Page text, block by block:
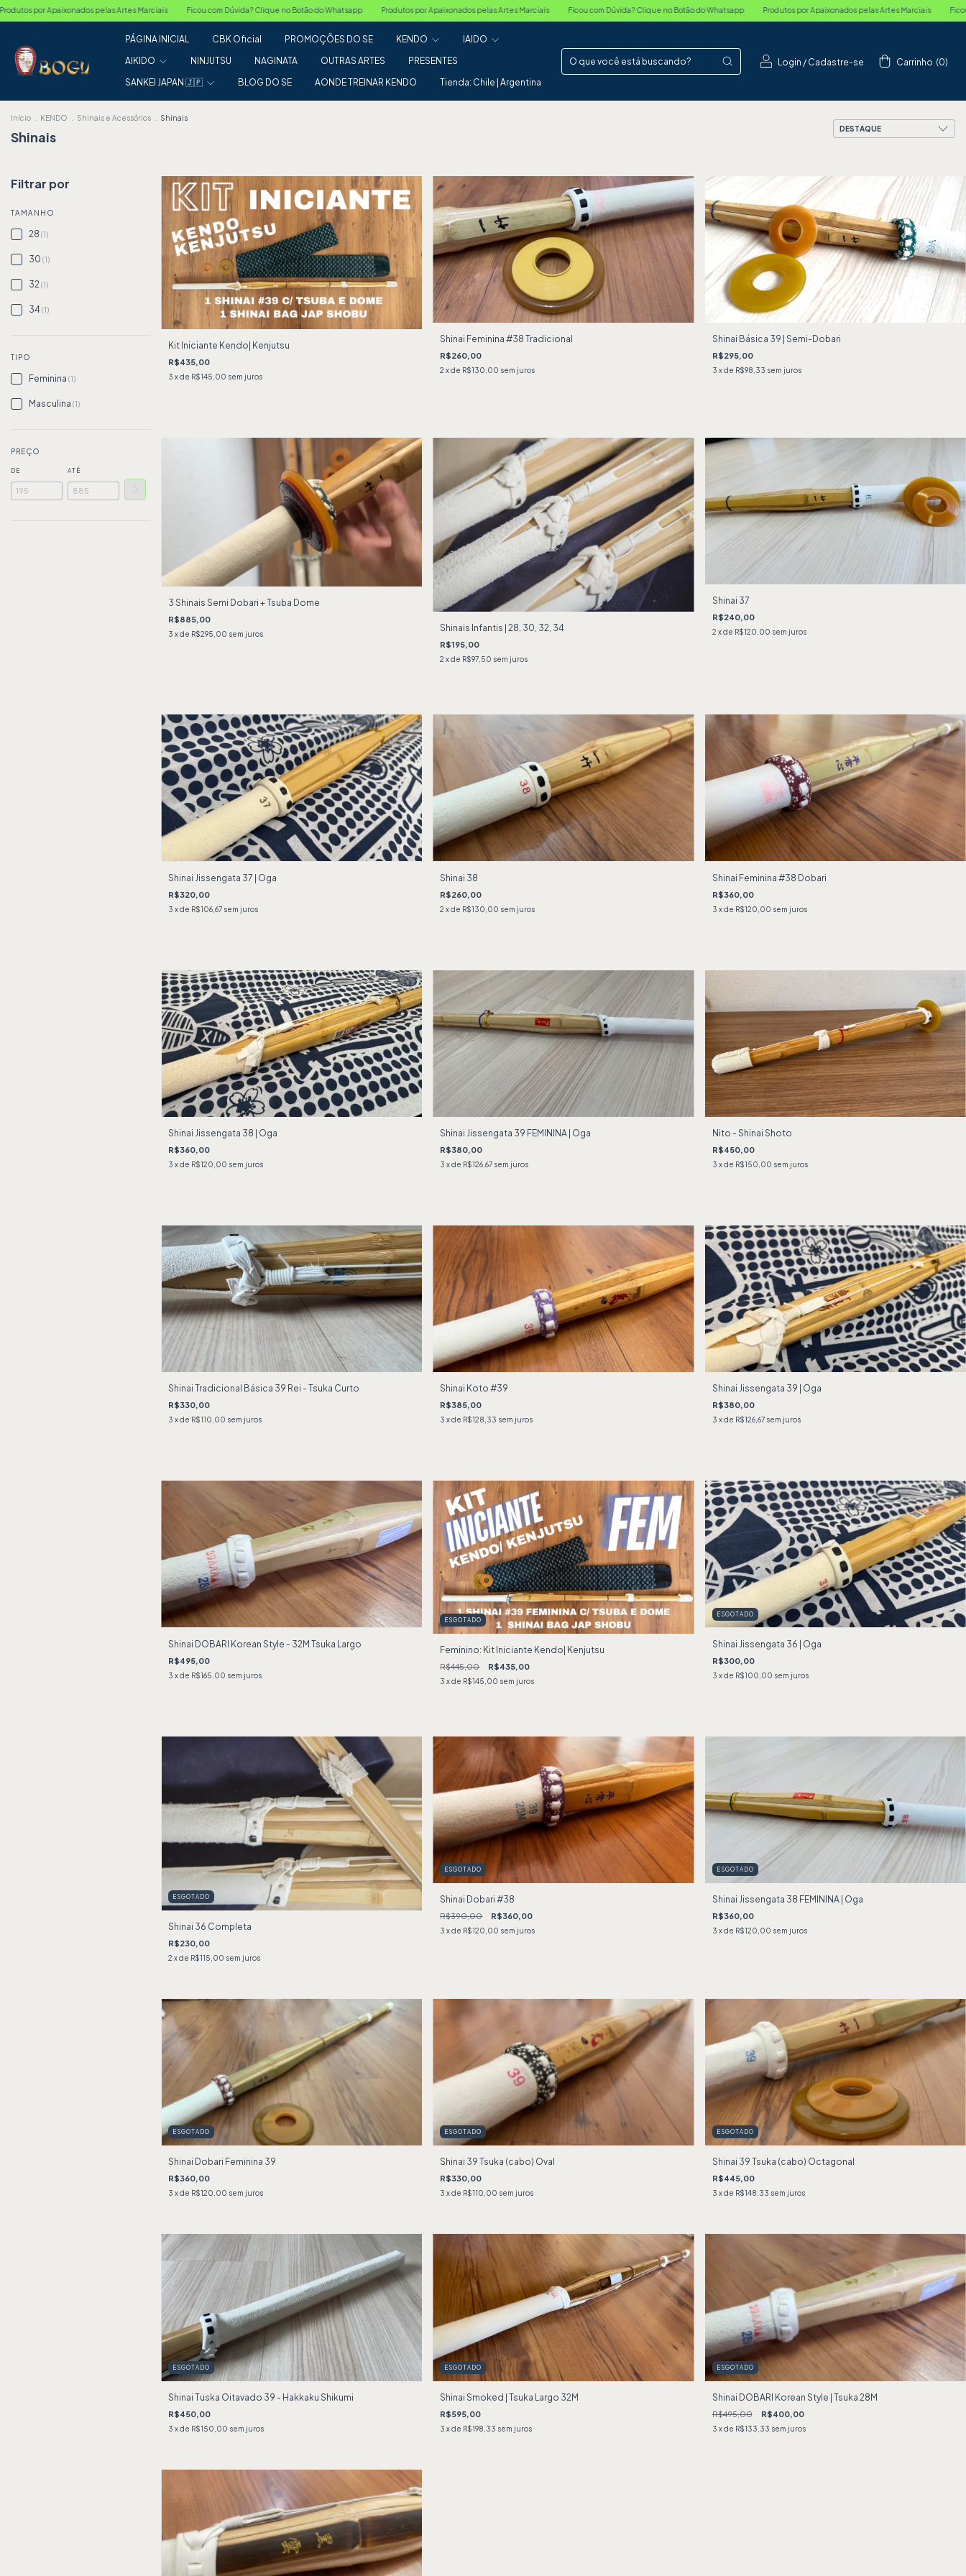
Ficou com Dúvida? Clique no Botão do Whatsapp Produtos por Apaixonados pelas Artes Marciais Ficou com Dúvida? Clique no Botão do Whatsapp Produtos por Apaixonados pelas Artes Marciais Ficou com Dúvida? Clique no Botão do Whatsapp
PÁGINA INICIAL CBK Oficial PROMOÇÕES DO SE KENDO
IAIDO
AIKIDO
NINJUTSU NAGINATA OUTRAS ARTES
PRESENTES
SANKEI JAPAN 🇯🇵
BLOG DO SE AONDE TREINAR KENDO Tienda: Chile | Argentina
Login / Cadastre-se Carrinho (0)
Início KENDO Shinais e Acessórios Shinais
Shinais
Filtrar por
TAMANHO
28 (1)
30 (1)
32(1)
34 (1)
TIPO
Feminina (1)
Masculina (1)
PREÇO
DE ATÉ
Kit Iniciante Kendo| Kenjutsu
R$435,00
3 x de R$145,00 sem juros
Shinai Feminina #38 Tradicional
R$260,00
2 x de R$130,00 sem juros
Shinai Básica 39 | Semi-Dobari
R$295,00
3 x de R$98,33 sem juros
3 Shinais Semi Dobari + Tsuba Dome
R$885,00
3 x de R$295,00 sem juros
Shinais Infantis | 28, 30, 32, 34
R$195,00
2 x de R$97,50 sem juros
Shinai 37
R$240,00
2 x de R$120,00 sem juros
Shinai Jissengata 37 | Oga
R$320,00
3 x de R$106,67 sem juros
Shinai 38
R$260,00
2 x de R$130,00 sem juros
Shinai Feminina #38 Dobari
R$360,00
3 x de R$120,00 sem juros
Shinai Jissengata 38 | Oga
R$360,00
3 x de R$120,00 sem juros
Shinai Jissengata 39 FEMININA | Oga
R$380,00
3 x de R$126,67 sem juros
Nito - Shinai Shoto
R$450,00
3 x de R$150,00 sem juros
Shinai Tradicional Básica 39 Rei - Tsuka Curto
R$330,00
3 x de R$110,00 sem juros
Shinai Koto #39
R$385,00
3 x de R$128,33 sem juros
Shinai Jissengata 39 | Oga
R$380,00
3 x de R$126,67 sem juros
Shinai DOBARI Korean Style - 32M Tsuka Largo
R$495,00
3 x de R$165,00 sem juros
ESGOTADO
Feminino: Kit Iniciante Kendo| Kenjutsu
R$445,00 R$435,00
3 x de R$145,00 sem juros
ESGOTADO
Shinai Jissengata 36 | Oga
R$300,00
3 x de R$100,00 sem juros
ESGOTADO
Shinai 36 Completa
R$230,00
2 x de R$115,00 sem juros
ESGOTADO
Shinai Dobari #38
R$390,00 R$360,00
3 x de R$120,00 sem juros
ESGOTADO
Shinai Jissengata 38 FEMININA | Oga
R$360,00
3 x de R$120,00 sem juros
ESGOTADO
Shinai Dobari Feminina 39
R$360,00
3 x de R$120,00 sem juros
ESGOTADO
Shinai 39 Tsuka (cabo) Oval
R$330,00
3 x de R$110,00 sem juros
ESGOTADO
Shinai 39 Tsuka (cabo) Octagonal
R$445,00
3 x de R$148,33 sem juros
ESGOTADO
Shinai Tuska Oitavado 39 - Hakkaku Shikumi
R$450,00
3 x de R$150,00 sem juros
ESGOTADO
Shinai Smoked | Tsuka Largo 32M
R$595,00
3 x de R$198,33 sem juros
ESGOTADO
Shinai DOBARI Korean Style | Tsuka 28M
R$495,00 R$400,00
3 x de R$133,33 sem juros